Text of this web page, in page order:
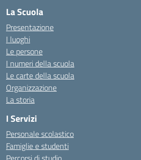
La Scuola
Presentazione
I luoghi
Le persone
I numeri della scuola
Le carte della scuola
Organizzazione
La storia
I Servizi
Personale scolastico
Famiglie e studenti